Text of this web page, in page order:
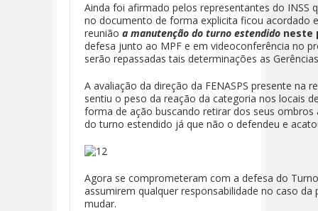
Ainda foi afirmado pelos representantes do INSS
no documento de forma explicita ficou acordado
reunião a manutenção do turno estendido neste
defesa junto ao MPF e em videoconferência no
serão repassadas tais determinações as
A avaliação da direção da FENASPS presente na
sentiu o peso da reação da categoria nos locais
forma de ação buscando retirar dos seus ombros
do turno estendido já que não o defendeu e
Agora se comprometeram com a defesa do
assumirem qualquer responsabilidade no caso
mudar.